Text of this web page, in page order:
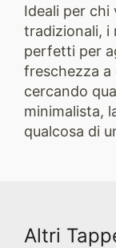
Ideali per chi
tradizionali, i
perfetti per
freschezza a
cercando
minimalista,
qualcosa di
Altri